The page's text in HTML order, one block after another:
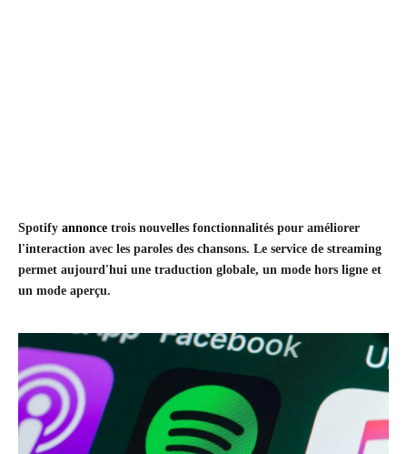
Spotify annonce trois nouvelles fonctionnalités pour améliorer
l'interaction avec les paroles des chansons. Le service de streaming
permet aujourd'hui une traduction globale, un mode hors ligne et
un mode aperçu.